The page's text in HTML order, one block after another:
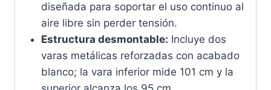
diseñada para soportar el uso continuo al
aire libre sin perder tensión.
Estructura desmontable: Incluye dos
varas metálicas reforzadas con acabado
blanco; la vara inferior mide 101 cm y la